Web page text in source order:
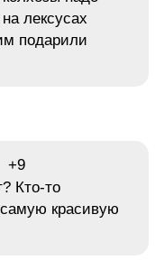
лексусах
подарили
+9
Кто-то
красивую